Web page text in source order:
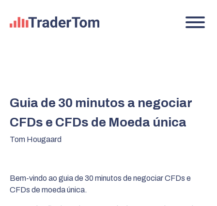
Guia de 30 minutos a negociar
CFDs e CFDs de Moeda única
Tom Hougaard
Bem-vindo ao guia de 30 minutos de negociar CFDs e
CFDs de moeda única.